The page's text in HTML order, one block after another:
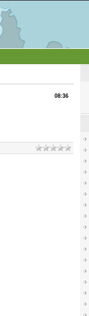
08:36